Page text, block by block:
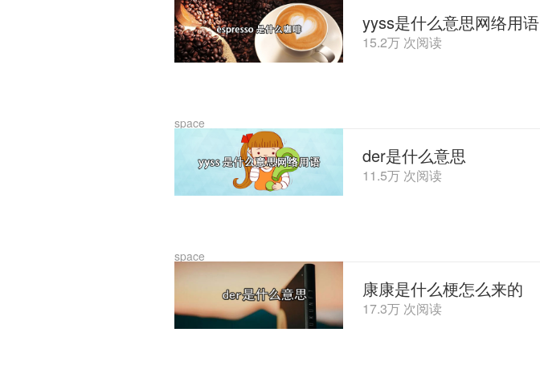
space
yyss是什么意思网络用语
15.2万 次阅读
space
der是什么意思
11.5万 次阅读
康康是什么梗怎么来的
17.3万 次阅读